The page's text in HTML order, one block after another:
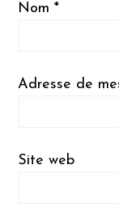
Nom*
Adresse de
Site web